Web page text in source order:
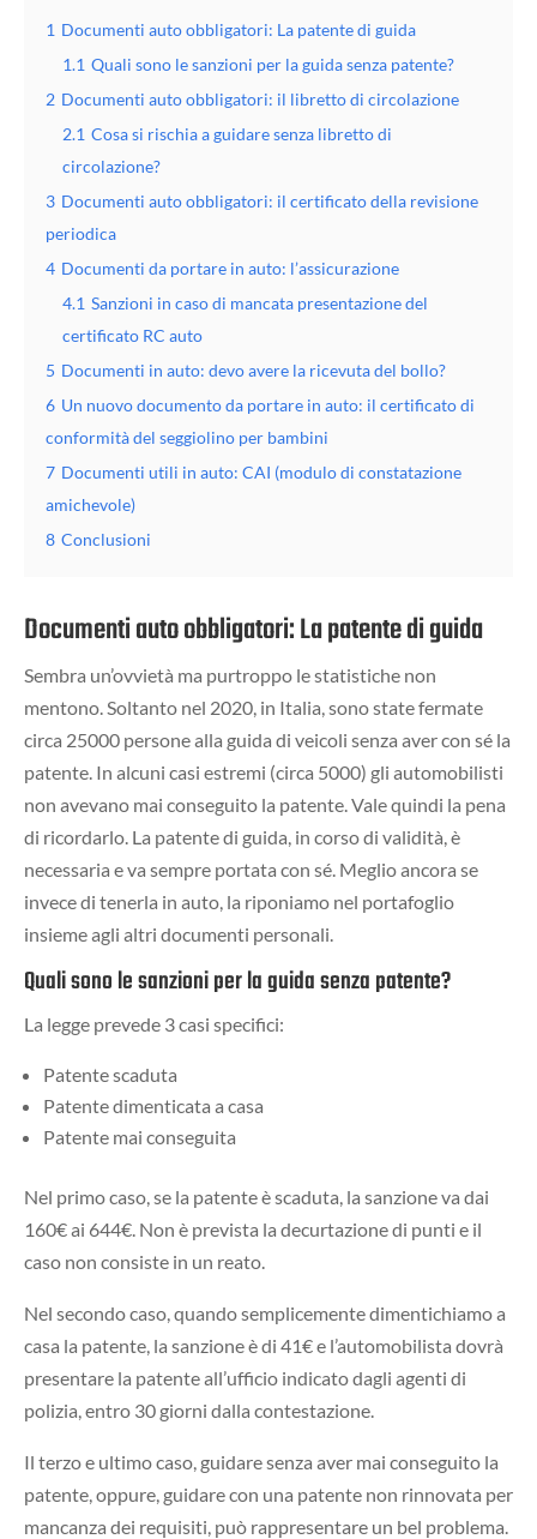
1 Documenti auto obbligatori: La patente di guida
1.1 Quali sono le sanzioni per la guida senza patente?
2 Documenti auto obbligatori: il libretto di circolazione
2.1 Cosa si rischia a guidare senza libretto di
circolazione?
3 Documenti auto obbligatori: il certificato della revisione
periodica
4 Documenti da portare in auto: l’assicurazione
4.1 Sanzioni in caso di mancata presentazione del
certificato RC auto
5 Documenti in auto: devo avere la ricevuta del bollo?
6 Un nuovo documento da portare in auto: il certificato di
conformità del seggiolino per bambini
7 Documenti utili in auto: CAI (modulo di constatazione
amichevole)
8 Conclusioni
Documenti auto obbligatori: La patente di guida
Sembra un’ovvietà ma purtroppo le statistiche non
mentono. Soltanto nel 2020, in Italia, sono state fermate
circa 25000 persone alla guida di veicoli senza aver con sé la
patente. In alcuni casi estremi (circa 5000) gli automobilisti
non avevano mai conseguito la patente. Vale quindi la pena
di ricordarlo. La patente di guida, in corso di validità, è
necessaria e va sempre portata con sé. Meglio ancora se
invece di tenerla in auto, la riponiamo nel portafoglio
insieme agli altri documenti personali.
Quali sono le sanzioni per la guida senza patente?
La legge prevede 3 casi specifici:
Patente scaduta
Patente dimenticata a casa
Patente mai conseguita
Nel primo caso, se la patente è scaduta, la sanzione va dai
160€ ai 644€. Non è prevista la decurtazione di punti e il
caso non consiste in un reato.
Nel secondo caso, quando semplicemente dimentichiamo a
casa la patente, la sanzione è di 41€ e l’automobilista dovrà
presentare la patente all’ufficio indicato dagli agenti di
polizia, entro 30 giorni dalla contestazione.
Il terzo e ultimo caso, guidare senza aver mai conseguito la
patente, oppure, guidare con una patente non rinnovata per
mancanza dei requisiti, può rappresentare un bel problema.